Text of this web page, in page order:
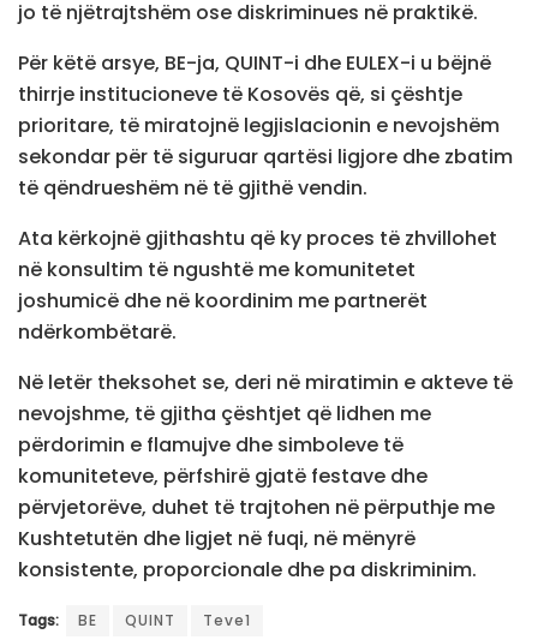
jo të njëtrajtshëm ose diskriminues në praktikë.
Për këtë arsye, BE-ja, QUINT-i dhe EULEX-i u bëjnë
thirrje institucioneve të Kosovës që, si çështje
prioritare, të miratojnë legjislacionin e nevojshëm
sekondar për të siguruar qartësi ligjore dhe zbatim
të qëndrueshëm në të gjithë vendin.
Ata kërkojnë gjithashtu që ky proces të zhvillohet
në konsultim të ngushtë me komunitetet
joshumicë dhe në koordinim me partnerët
ndërkombëtarë.
Në letër theksohet se, deri në miratimin e akteve të
nevojshme, të gjitha çështjet që lidhen me
përdorimin e flamujve dhe simboleve të
komuniteteve, përfshirë gjatë festave dhe
përvjetorëve, duhet të trajtohen në përputhje me
Kushtetutën dhe ligjet në fuqi, në mënyrë
konsistente, proporcionale dhe pa diskriminim.
Tags: BE QUINT Teve1